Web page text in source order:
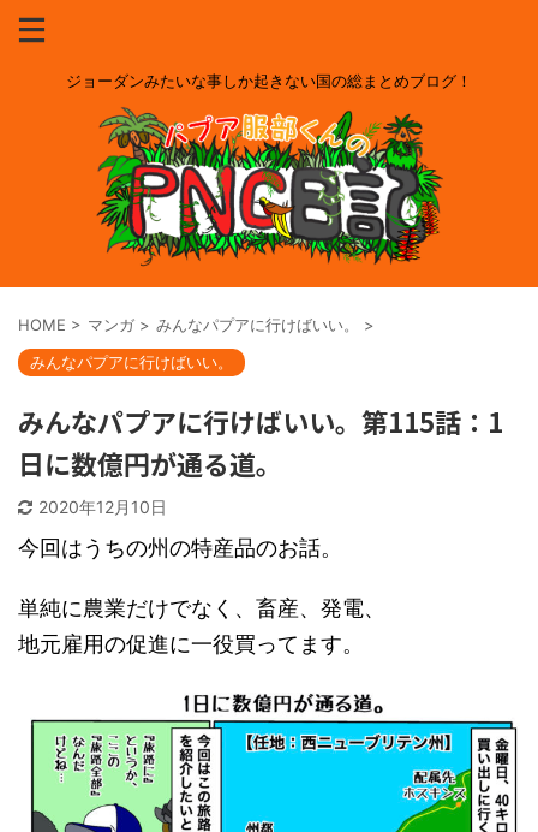
ジョーダンみたいな事しか起きない国の総まとめブログ！
HOME > マンガ > みんなパプアに行けばいい。
>
みんなパプアに行けばいい。
みんなパプアに行けばいい。第115話：1
日に数億円が通る道。
2020年12月10日
今回はうちの州の特産品のお話。
単純に農業だけでなく、畜産、発電、
地元雇用の促進に一役買ってます。